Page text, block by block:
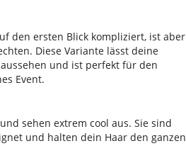
den ersten Blick kompliziert, ist aber
Diese Variante lässt deine
und ist perfekt für den
Event.
sehen extrem cool aus. Sie sind
und halten dein Haar den ganzen